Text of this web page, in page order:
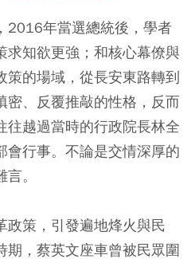
2016年當選總統後，學者
求知欲更強；和核心幕僚與
策的場域，從長安東路轉到
密、反覆推敲的性格，反而
往越過當時的行政院長林全
會行事。不論是交情深厚的
。
政策，引發遍地烽火與民
期，蔡英文座車曾被民眾圍